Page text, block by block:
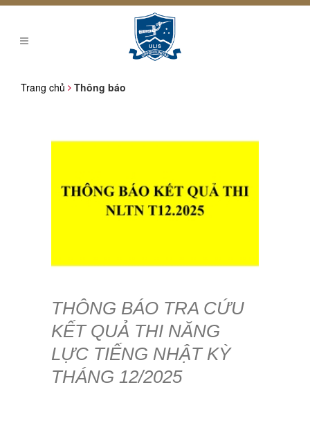
Trang chủ Thông báo
THÔNG BÁO TRA CỨU
KẾT QUẢ THI NĂNG
LỰC TIẾNG NHẬT KỲ
THÁNG 12/2025